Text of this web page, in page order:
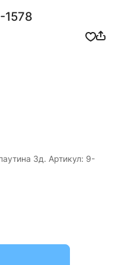
1578
3д. Артикул: 9-